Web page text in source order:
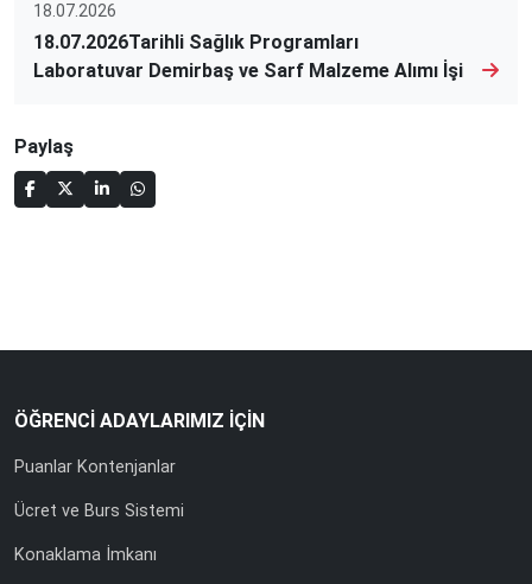
18.07.2026
18.07.2026Tarihli Sağlık Programları
Laboratuvar Demirbaş ve Sarf Malzeme Alımı İşi
Paylaş
ÖĞRENCİ ADAYLARIMIZ İÇİN
Puanlar Kontenjanlar
Ücret ve Burs Sistemi
Konaklama İmkanı